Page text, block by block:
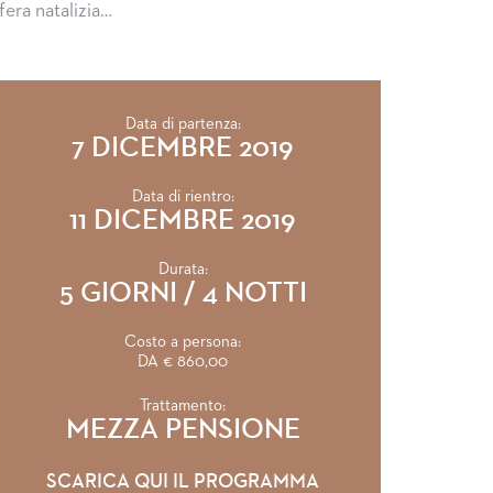
natalizia…
Data di partenza:
7 DICEMBRE 2019
Data di rientro:
11 DICEMBRE 2019
Durata:
5 GIORNI / 4 NOTTI
Costo a persona:
DA € 860,00
Trattamento:
MEZZA PENSIONE
SCARICA QUI IL PROGRAMMA